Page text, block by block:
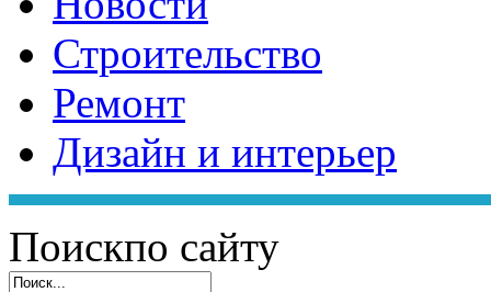
Строительство
Ремонт
Дизайн и интерьер
Поискпо сайту